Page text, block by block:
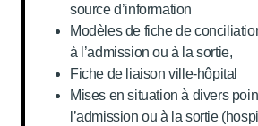
source d’information
Modèles de fiche de
à l’admission ou à la sortie,
Fiche de liaison ville-hôpital
Mises en situation à divers
l’admission ou à la sortie